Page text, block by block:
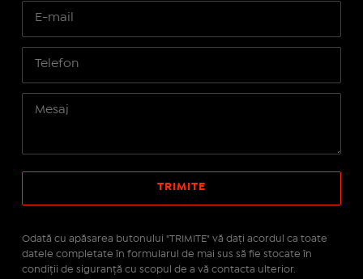
Odată cu apăsarea butonului "TRIMITE" vă daţi acordul ca toate
datele completate în formularul de mai sus să fie stocate în
condiţii de siguranţă cu scopul de a vă contacta ulterior.